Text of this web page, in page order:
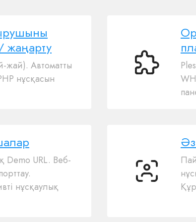
жаңарту
жай). Автоматты
нұсқасын
Орнату
нұсқаулық
Demo URL. Веб-
нұсқаулық